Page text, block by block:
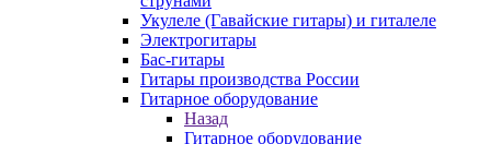
Укулеле (Гавайские гитары) и гиталеле
Электрогитары
Бас-гитары
Гитары производства России
Гитарное оборудование
Назад
Гитарное оборудование